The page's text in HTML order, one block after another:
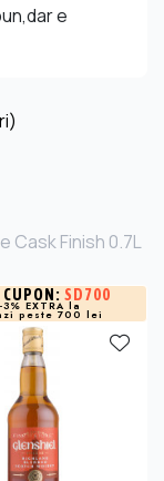
e
Cask Finish 0.7L
CUPON: SD700
3% EXTRA la
peste 700 lei